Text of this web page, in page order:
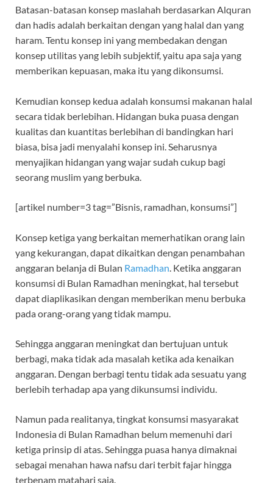
Batasan-batasan konsep maslahah berdasarkan Alquran
dan hadis adalah berkaitan dengan yang halal dan yang
haram. Tentu konsep ini yang membedakan dengan
konsep utilitas yang lebih subjektif, yaitu apa saja yang
memberikan kepuasan, maka itu yang dikonsumsi.
Kemudian konsep kedua adalah konsumsi makanan halal
secara tidak berlebihan. Hidangan buka puasa dengan
kualitas dan kuantitas berlebihan di bandingkan hari
biasa, bisa jadi menyalahi konsep ini. Seharusnya
menyajikan hidangan yang wajar sudah cukup bagi
seorang muslim yang berbuka.
[artikel number=3 tag=”Bisnis, ramadhan, konsumsi”]
Konsep ketiga yang berkaitan memerhatikan orang lain
yang kekurangan, dapat dikaitkan dengan penambahan
anggaran belanja di Bulan Ramadhan . Ketika anggaran
konsumsi di Bulan Ramadhan meningkat, hal tersebut
dapat diaplikasikan dengan memberikan menu berbuka
pada orang-orang yang tidak mampu.
Sehingga anggaran meningkat dan bertujuan untuk
berbagi, maka tidak ada masalah ketika ada kenaikan
anggaran. Dengan berbagi tentu tidak ada sesuatu yang
berlebih terhadap apa yang dikunsumsi individu.
Namun pada realitanya, tingkat konsumsi masyarakat
Indonesia di Bulan Ramadhan belum memenuhi dari
ketiga prinsip di atas. Sehingga puasa hanya dimaknai
sebagai menahan hawa nafsu dari terbit fajar hingga
terbenam matahari saja.